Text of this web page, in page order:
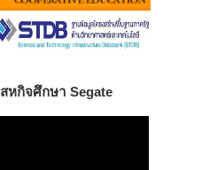
สหกิจศึกษา Segate